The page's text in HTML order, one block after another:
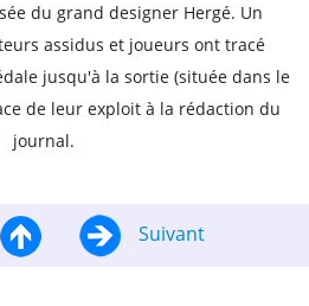
du grand designer Hergé. Un
assidus et joueurs ont tracé
jusqu'à la sortie (située dans le
de leur exploit à la rédaction du
journal.
Suivant